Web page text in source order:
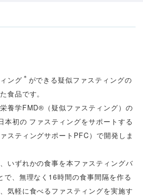
ング ＊ ができる疑似ファスティングの
食品です。
養学FMD®（疑似ファスティング）の
本初の ファスティングをサポートする
スティングサポートPFC）で開発しま
いずれかの食事を本ファスティングバ
で、無理なく16時間の食事間隔を作る
気軽に食べるファスティングを実施す